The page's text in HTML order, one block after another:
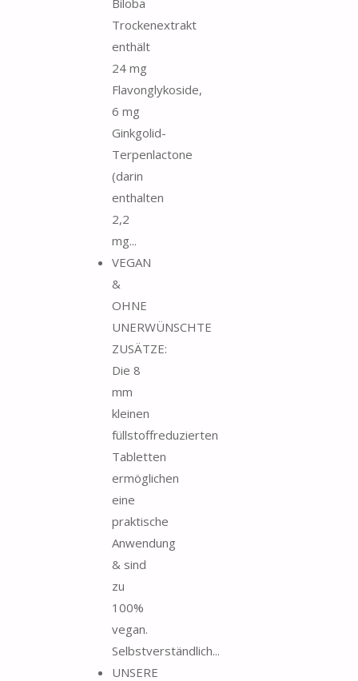
Trockenextrakt
enthält
24 mg
Flavonglykoside,
6 mg
Ginkgolid-
Terpenlactone
(darin
enthalten
2,2
mg...
VEGAN
&
OHNE
UNERWÜNSCHTE
ZUSÄTZE:
Die 8
mm
kleinen
füllstoffreduzierten
Tabletten
ermöglichen
eine
praktische
Anwendung
& sind
zu
100%
vegan.
Selbstverständlich...
UNSERE